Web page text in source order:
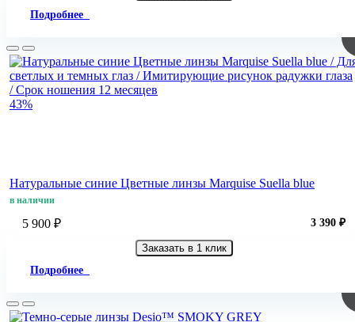
Подробнее
43%
Натуральные синие Цветные линзы Marquise Suella blue
в наличии
5 900 ₽ 3 390 ₽
Заказать в 1 клик
Подробнее